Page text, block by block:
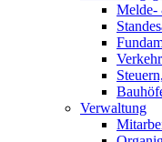
Melde-
Verwaltung